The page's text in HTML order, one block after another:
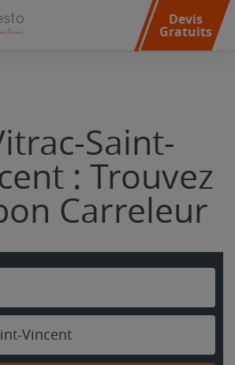
Devis
Gratuits
Saint-
: Trouvez
Carreleur
Vincent